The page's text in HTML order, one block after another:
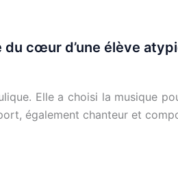
du cœur d’une élève
Elle a choisi la musique
également chanteur et